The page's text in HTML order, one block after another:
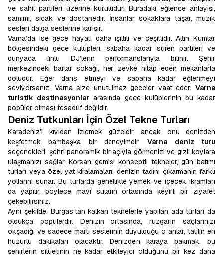
ve sahil partileri üzerine kuruludur. Buradaki eğlence anlayışı,
samimi, sıcak ve dostanedir. İnsanlar sokaklara taşar, müzik
sesleri dalga seslerine karışır.
Varna’da ise gece hayatı daha ışıltılı ve çeşitlidir. Altın Kumlar
bölgesindeki gece kulüpleri, sabaha kadar süren partileri ve
dünyaca ünlü DJ’lerin performanslarıyla bilinir. Şehir
merkezindeki barlar sokağı, her zevke hitap eden mekanlarla
doludur. Eğer dans etmeyi ve sabaha kadar eğlenmeyi
seviyorsanız, Varna size unutulmaz geceler vaat eder. Varna
turistik destinasyonlar arasında gece kulüplerinin bu kadar
popüler olması tesadüf değildir.
Deniz Tutkunları İçin Özel Tekne Turları
Karadeniz’i kıyıdan izlemek güzeldir, ancak onu denizden
keşfetmek bambaşka bir deneyimdir.Varna deniz turu
seçenekleri, şehri panoramik bir açıyla görmenizi ve gizli koylara
ulaşmanızı sağlar. Korsan gemisi konseptli tekneler, gün batımı
turları veya özel yat kiralamaları, denizin tadını çıkarmanın farklı
yollarını sunar. Bu turlarda genellikle yemek ve içecek ikramları
da yapılır, böylece mavi suların ortasında keyifli bir ziyafet
çekebilirsiniz.
Aynı şekilde, Burgas’tan kalkan teknelerle yapılan ada turları da
oldukça popülerdir. Denizin ortasında, rüzgarın saçlarınızı
okşadığı ve sadece martı seslerinin duyulduğu o anlar, tatilin en
huzurlu dakikaları olacaktır. Denizden karaya bakmak, bu
şehirlerin silüetinin ne kadar etkileyici olduğunu bir kez daha